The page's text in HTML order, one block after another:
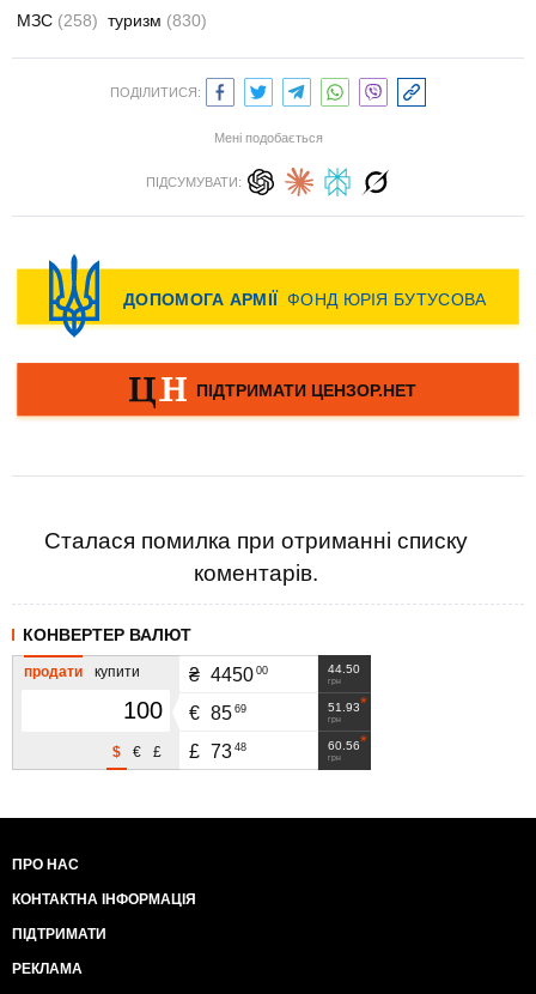
МЗС (258) туризм (830)
ПОДІЛИТИСЯ:
Мені подобається
ПІДСУМУВАТИ:
Сталася помилка при отриманні списку
коментарів.
КОНВЕРТЕР ВАЛЮТ
продати купити
£
€
$
44.50
грн
₴ 4450 00
51.93
грн
€ 85 69
60.56
грн
£ 73 48
ПРО НАС
КОНТАКТНА ІНФОРМАЦІЯ
ПІДТРИМАТИ
РЕКЛАМА